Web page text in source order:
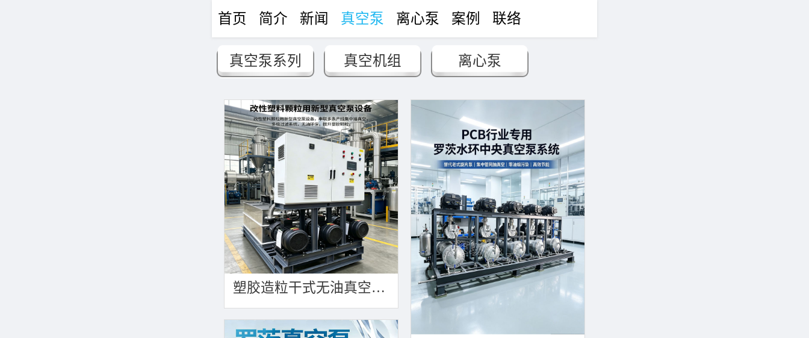
首页 简介 新闻 真空泵 离心泵 案例 联络
真空泵系列 真空机组 离心泵
塑胶造粒干式无油真空泵系统带动多条产线集中抽真空环保节能